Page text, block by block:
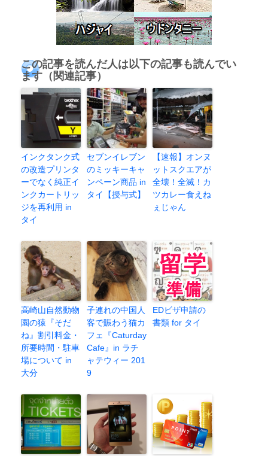
この記事を読んだ人は以下の記事も読んでい
ます（関連記事）
インクタンク式
の改造プリンタ
ーでなく純正イ
ンクカートリッ
ジを再利用 in
タイ
セブンイレブン
のミッキーキャ
ンペーン商品 in
タイ【授与式】
【速報】オンヌ
ットスクエアが
全壊！全滅！カ
ツカレー食えね
ぇじゃん
高崎山自然動物
園の猿『そだ
ね』割引料金・
所要時間・駐車
場について in
大分
子連れの中国人
客で賑わう猫カ
フェ『Caturday
Cafe』in ラチ
ャテウィー 201
9
EDビザ申請の
書類 for タイ